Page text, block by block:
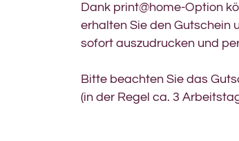
Dank print@home-Option
erhalten Sie den Gutschein
sofort auszudrucken und
Bitte beachten Sie das
(in der Regel ca. 3